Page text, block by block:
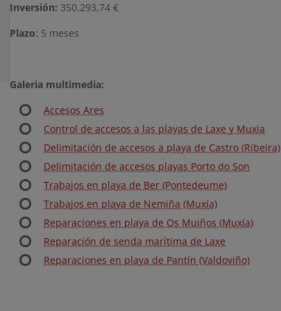
Inversión: 350.293,74 €
Plazo: 5 meses
Galeria multimedia:
Accesos Ares
Control de accesos a las playas de Laxe y Muxia
Delimitación de accesos a playa de Castro (Ribeira)
Delimitación de accesos playas Porto do Son
Trabajos en playa de Ber (Pontedeume)
Trabajos en playa de Nemiña (Muxía)
Reparaciones en playa de Os Muiños (Muxía)
Reparación de senda marítima de Laxe
Reparaciones en playa de Pantín (Valdoviño)